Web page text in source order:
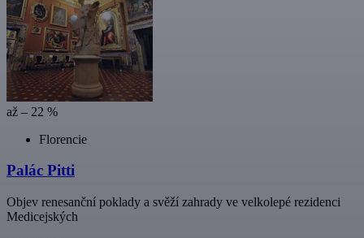
až – 22 %
Florencie
Palác Pitti
Objev renesanční poklady a svěží zahrady ve velkolepé rezidenci
Medicejských